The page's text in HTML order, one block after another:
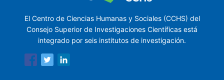
El Centro de Ciencias Humanas y Sociales (CCHS) del
Consejo Superior de Investigaciones Científicas está
integrado por seis institutos de investigación.